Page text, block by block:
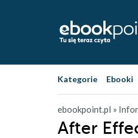
Kategorie Ebooki
ebookpoint.pl »
After